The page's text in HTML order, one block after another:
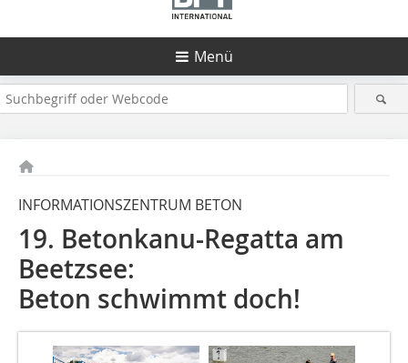
Menü
INFORMATIONSZENTRUM BETON
19. Betonkanu-Regatta am
Beetzsee:
Beton schwimmt doch!